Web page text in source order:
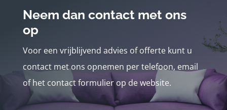
Neem dan contact met ons
op
Voor een vrijblijvend advies of offerte kunt u
contact met ons opnemen per telefoon, email
of het contact formulier op de website.